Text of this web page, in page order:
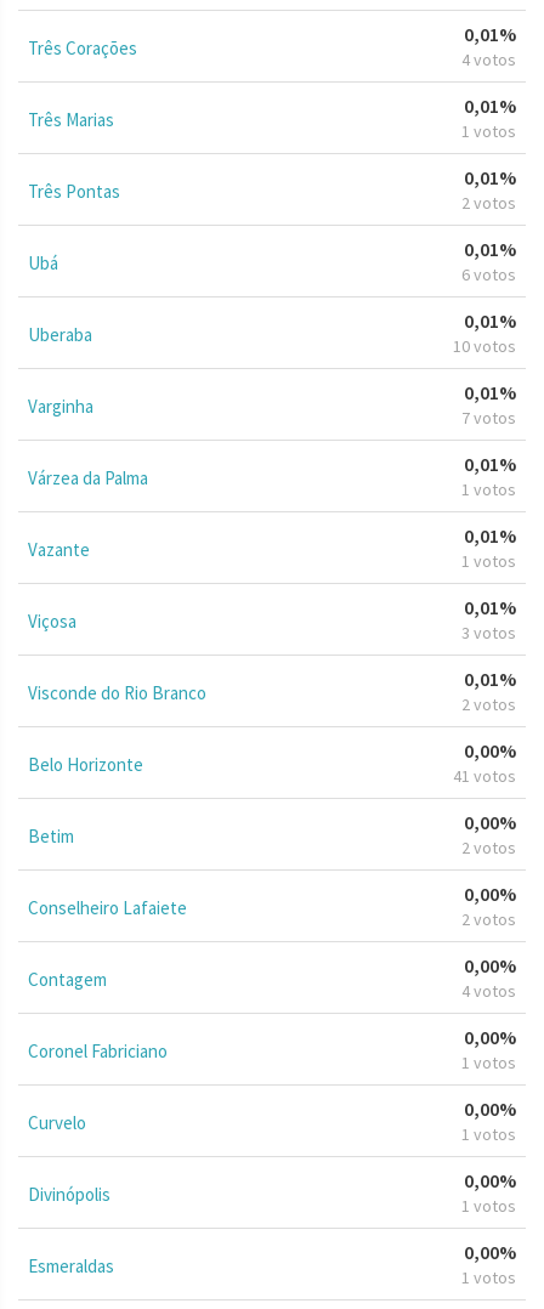
Três Corações
0,01%
4 votos
Três Marias
0,01%
1 votos
Três Pontas
0,01%
2 votos
Ubá
0,01%
6 votos
Uberaba
0,01%
10 votos
Varginha
0,01%
7 votos
Várzea da Palma
0,01%
1 votos
Vazante
0,01%
1 votos
Viçosa
0,01%
3 votos
Visconde do Rio Branco
0,01%
2 votos
Belo Horizonte
0,00%
41 votos
Betim
0,00%
2 votos
Conselheiro Lafaiete
0,00%
2 votos
Contagem
0,00%
4 votos
Coronel Fabriciano
0,00%
1 votos
Curvelo
0,00%
1 votos
Divinópolis
0,00%
1 votos
Esmeraldas
0,00%
1 votos